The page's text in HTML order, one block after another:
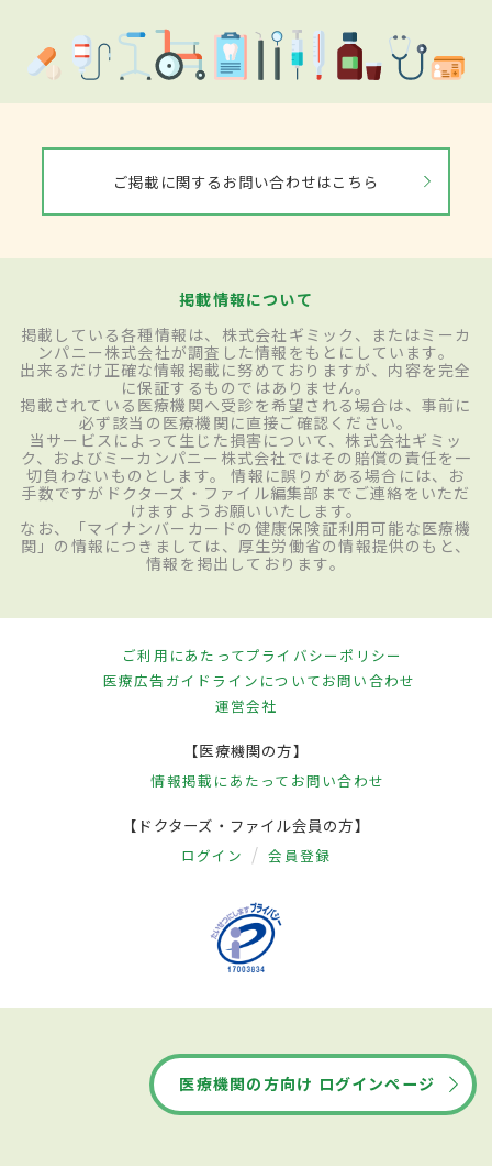
ご掲載に関するお問い合わせはこちら
掲載情報について
掲載している各種情報は、株式会社ギミック、またはミーカ
ンパニー株式会社が調査した情報をもとにしています。
出来るだけ正確な情報掲載に努めておりますが、内容を完全
に保証するものではありません。
掲載されている医療機関へ受診を希望される場合は、事前に
必ず該当の医療機関に直接ご確認ください。
当サービスによって生じた損害について、株式会社ギミッ
ク、およびミーカンパニー株式会社ではその賠償の責任を一
切負わないものとします。 情報に誤りがある場合には、お
手数ですがドクターズ・ファイル編集部までご連絡をいただ
けますようお願いいたします。
なお、「マイナンバーカードの健康保険証利用可能な医療機
関」の情報につきましては、厚生労働省の情報提供のもと、
情報を掲出しております。
ご利用にあたってプライバシーポリシー
医療広告ガイドラインについてお問い合わせ
運営会社
【医療機関の方】
情報掲載にあたって お問い合わせ
【ドクターズ・ファイル会員の方】
ログイン 会員登録
医療機関の方向け ログインページ